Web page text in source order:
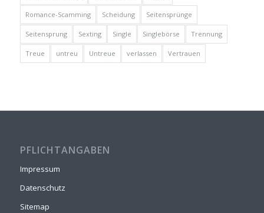
Romance-Scamming Scheidung Seitensprünge
Seitensprung Sexting Single Singlebörse Trennung
Treue untreu Untreue verlassen Vertrauen
PFLICHTANGABEN
Impressum
Datenschutz
Sitemap